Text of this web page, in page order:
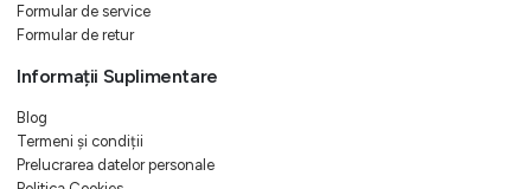
Formular de service
Formular de retur
Informații Suplimentare
Blog
Termeni și condiții
Prelucrarea datelor personale